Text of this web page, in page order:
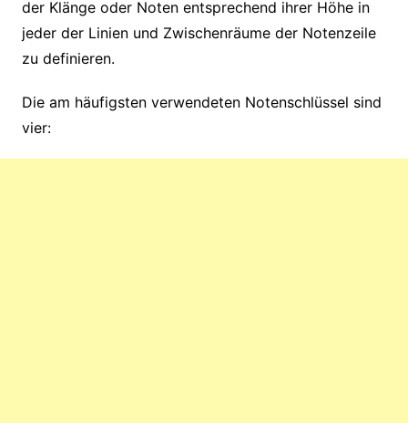
der Klänge oder Noten entsprechend ihrer Höhe in
jeder der Linien und Zwischenräume der Notenzeile
zu definieren.
Die am häufigsten verwendeten Notenschlüssel sind
vier: